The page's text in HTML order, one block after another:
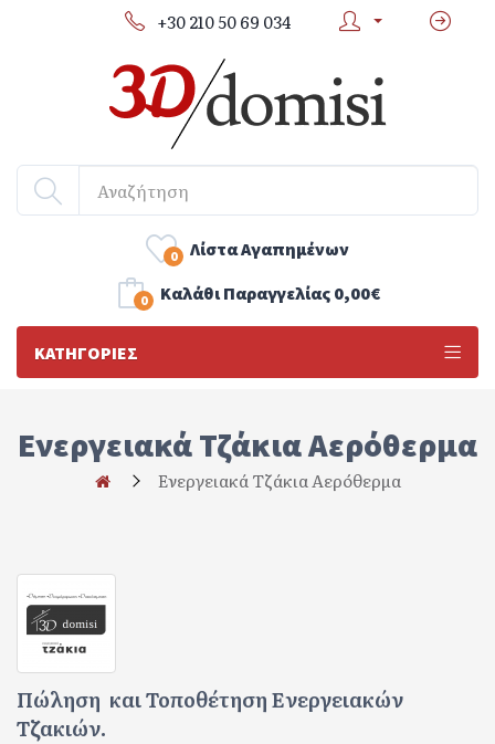
+30 210 50 69 034
0 Λίστα Αγαπημένων
0 Kαλάθι Παραγγελίας 0,00€
ΚΑΤΗΓΟΡΊΕΣ
Ενεργειακά Τζάκια Αερόθερμα
Ενεργειακά Τζάκια Αερόθερμα
Πώληση και Τοποθέτηση Ενεργειακών
Τζακιών.